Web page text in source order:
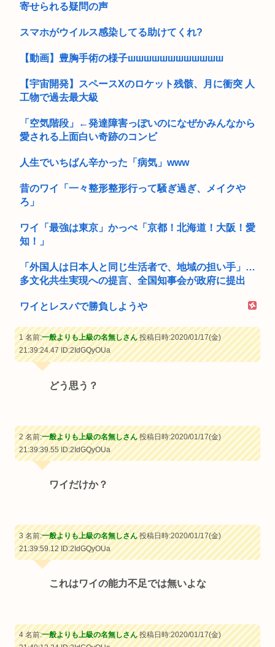
寄せられる疑問の声
スマホがウイルス感染してる助けてくれ?
【動画】豊胸手術の様子шшшшшшшшшшшш
【宇宙開発】スペースXのロケット残骸、月に衝突 人
工物で過去最大級
「空気階段」←発達障害っぽいのになぜかみんなから
愛される上面白い奇跡のコンビ
人生でいちばん辛かった「病気」www
昔のワイ「一々整形整形行って騒ぎ過ぎ、メイクや
ろ」
ワイ「最強は東京」かっぺ「京都！北海道！大阪！愛
知！」
「外国人は日本人と同じ生活者で、地域の担い手」…
多文化共生実現への提言、全国知事会が政府に提出
ワイとレスバで勝負しようや
1 名前:一般よりも上級の名無しさん投稿日時:2020/01/17(金)
21:39:24.47ID:2IdGQyOUa
どう思う？
2 名前:一般よりも上級の名無しさん投稿日時:2020/01/17(金)
21:39:39.55ID:2IdGQyOUa
ワイだけか？
3 名前:一般よりも上級の名無しさん投稿日時:2020/01/17(金)
21:39:59.12ID:2IdGQyOUa
これはワイの能力不足では無いよな
4 名前:一般よりも上級の名無しさん投稿日時:2020/01/17(金)